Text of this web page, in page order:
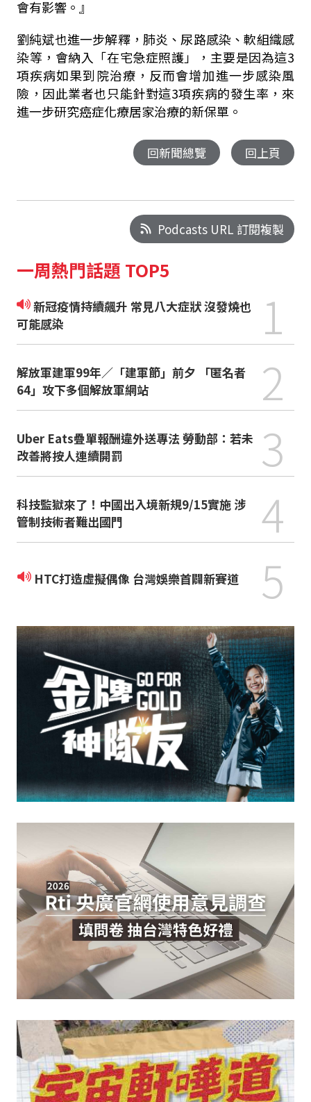
會有影響。』
劉純斌也進一步解釋，肺炎、尿路感染、軟組織感
染等，會納入「在宅急症照護」，主要是因為這3
項疾病如果到院治療，反而會增加進一步感染風
險，因此業者也只能針對這3項疾病的發生率，來
進一步研究癌症化療居家治療的新保單。
回新聞總覽 回上頁
Podcasts URL 訂閱複製
一周熱門話題 TOP5
新冠疫情持續飆升 常見八大症狀 沒發燒也
可能感染
1
解放軍建軍99年／「建軍節」前夕 「匿名者
64」攻下多個解放軍網站
2
Uber Eats疊單報酬違外送專法 勞動部：若未
改善將按人連續開罰
3
科技監獄來了！中國出入境新規9/15實施 涉
管制技術者難出國門
4
HTC打造虛擬偶像 台灣娛樂首闢新賽道 5